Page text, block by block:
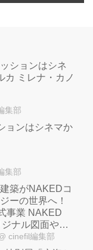
ションはシネ
カ ミレナ・カノ
集部
ョンはシネマか
集部
築がNAKEDコ
ーの世界へ！
事業 NAKED
ナル図面やガ
クション世界
cinefil編集部